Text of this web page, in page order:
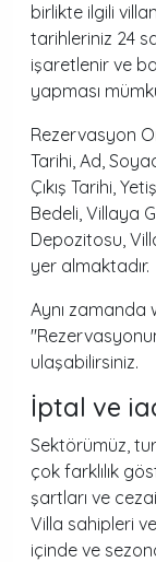
birlikte ilgili
tarihleriniz 24
işaretlenir ve
yapması
Rezervasyon
Tarihi, Ad,
Çıkış Tarihi,
Bedeli, Villaya
Depozitosu,
yer almaktadır.
Aynı zamanda
ulaşabilirsiniz.
İptal ve
Sektörümüz,
çok farklılık
şartları ve
Villa sahipleri
içinde ve